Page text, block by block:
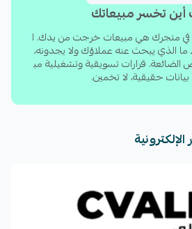
شراء ما لا يعثرون عليه.
تخسر مبيعاتك
متجرك هي مبيعات خرجت من يدك. ا
الذي يبحث عنه عملاؤك ولا يجدونه،
الضائعة. قرارات تسويقية وتشغيلية مب
حقيقية، لا تخمين.